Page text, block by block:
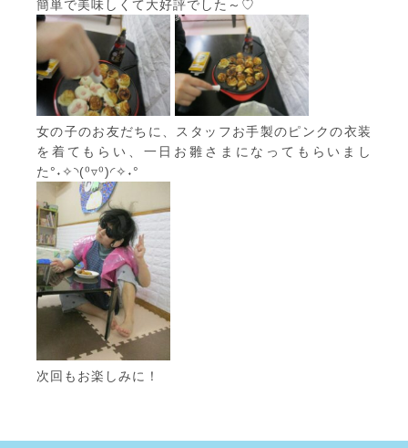
簡単で美味しくて大好評でした～♡
女の子のお友だちに、スタッフお手製のピンクの衣装
を着てもらい、一日お雛さまになってもらいまし
た°˖✧◝(⁰▿⁰)◜✧˖°
次回もお楽しみに！